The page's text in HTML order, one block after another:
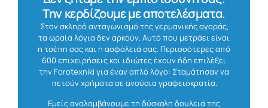
Την κερδίζουμε με αποτελέσματα.
Στον σκληρό ανταγωνισμό της γερμανικής αγοράς,
τα ωραία λόγια δεν αρκούν. Αυτό που μετράει είναι
η τσέπη σας και η ασφάλειά σας. Περισσότερες από
600 επιχειρήσεις και ιδιώτες έχουν ήδη επιλέξει
την Forotexniki για έναν απλό λόγο: Σταμάτησαν να
πετούν χρήματα σε ανούσια γραφειοκρατία.
Εμείς αναλαμβάνουμε τη δύσκολη δουλειά της